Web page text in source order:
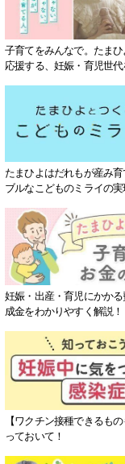
子育てをみんなで。たま
応援する、妊娠・育児世
たまひよはだれもが産み
ブルなこどものミライの
妊娠・出産・育児にかか
成金をわかりやすく解説！
【ワクチン接種できるも
っておいて！